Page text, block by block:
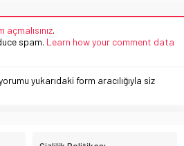
açmalısınız.
spam. Learn how your comment data
yukarıdaki form aracılığıyla siz